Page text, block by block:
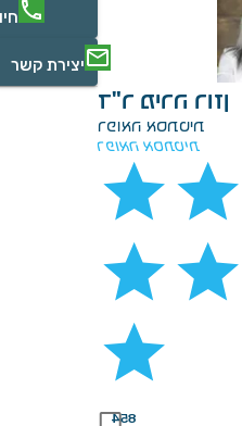
ד"ר מירה רוזן
רפואה אסתטית
רפואה אסתטית
854
יצירת קשר